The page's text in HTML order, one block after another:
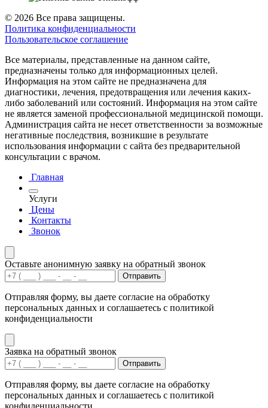
© 2026 Все права защищены.
Политика конфиденциальности
Пользовательское соглашение
Все материалы, представленные на данном сайте,
предназначены только для информационных целей.
Информация на этом сайте не предназначена для
диагностики, лечения, предотвращения или лечения каких-
либо заболеваний или состояний. Информация на этом сайте
не является заменой профессиональной медицинской помощи.
Администрация сайта не несет ответственности за возможные
негативные последствия, возникшие в результате
использования информации с сайта без предварительной
консультации с врачом.
Главная
Услуги
Цены
Контакты
Звонок
Оставьте анонимную заявку на обратный звонок
Отправить
Отправляя форму, вы даете согласие на обработку
персональных данных и соглашаетесь с политикой
конфиденциальности
Заявка на обратный звонок
Отправить
Отправляя форму, вы даете согласие на обработку
персональных данных и соглашаетесь с политикой
конфиденциальности